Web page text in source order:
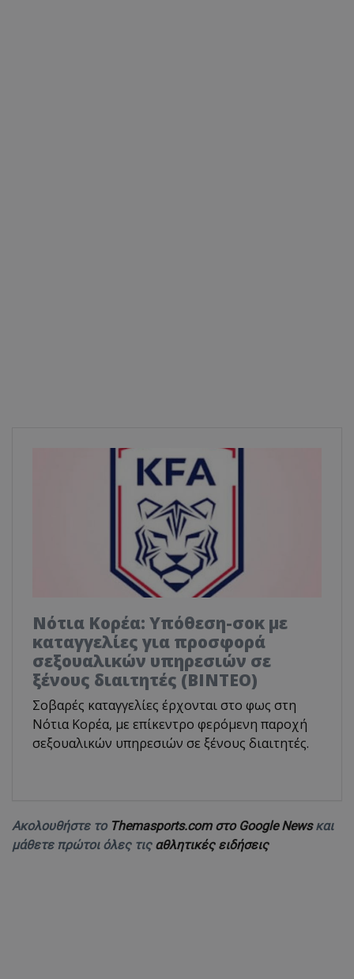
Νότια Κορέα: Υπόθεση-σοκ με
καταγγελίες για προσφορά
σεξουαλικών υπηρεσιών σε
ξένους διαιτητές (BINTEO)
Σοβαρές καταγγελίες έρχονται στο φως στη
Νότια Κορέα, με επίκεντρο φερόμενη παροχή
σεξουαλικών υπηρεσιών σε ξένους διαιτητές.
Ακολουθήστε το Themasports.com στο Google Newsκαι
μάθετε πρώτοι όλες τις αθλητικές ειδήσεις